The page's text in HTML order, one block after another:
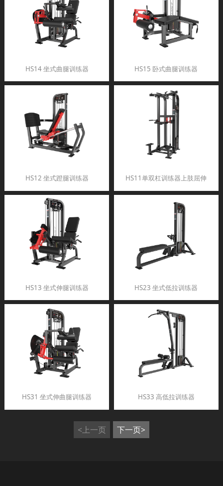
HS14 坐式曲腿训练器 HS15 卧式曲腿训练器
HS12 坐式蹬腿训练器 HS11单双杠训练器上肢屈伸
HS13 坐式伸腿训练器 HS23 坐式低拉训练器
HS31 坐式伸曲腿训练器 HS33 高低拉训练器
<上一页 下一页>